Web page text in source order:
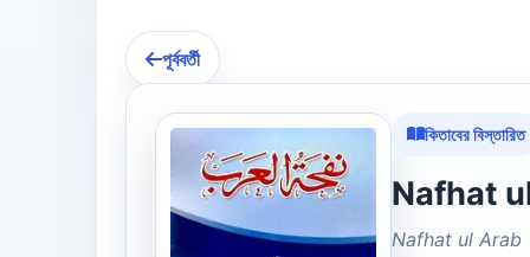
পূর্ববর্তী
কিতাবের বিস্তারিত
Nafhat ul Arab